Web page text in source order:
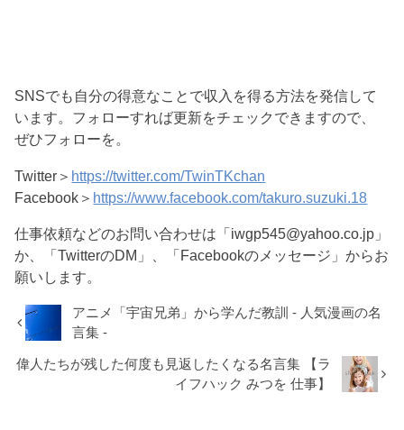
SNSでも自分の得意なことで収入を得る方法を発信して
います。フォローすれば更新をチェックできますので、
ぜひフォローを。
Twitter＞ https://twitter.com/TwinTKchan
Facebook＞ https://www.facebook.com/takuro.suzuki.18
仕事依頼などのお問い合わせは「iwgp545@yahoo.co.jp」
か、「TwitterのDM」、「Facebookのメッセージ」からお
願いします。
アニメ「宇宙兄弟」から学んだ教訓 - 人気漫画の名
言集 -
偉人たちが残した何度も見返したくなる名言集 【ラ
イフハック みつを 仕事】